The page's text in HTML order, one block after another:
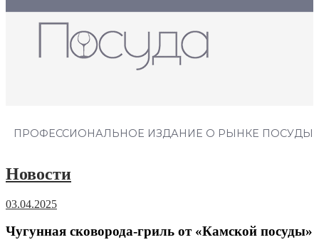
ПРОФЕССИОНАЛЬНОЕ ИЗДАНИЕ О РЫНКЕ ПОСУДЫ
Новости
03.04.2025
Чугунная сковорода-гриль от «Камской посуды»